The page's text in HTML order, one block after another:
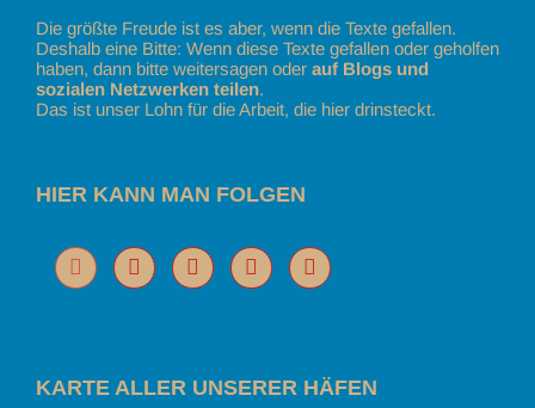
Die größte Freude ist es aber, wenn die Texte gefallen.
Deshalb eine Bitte: Wenn diese Texte gefallen oder geholfen
haben, dann bitte weitersagen oder auf Blogs und
sozialen Netzwerken teilen.
Das ist unser Lohn für die Arbeit, die hier drinsteckt.
HIER KANN MAN FOLGEN
KARTE ALLER UNSERER HÄFEN